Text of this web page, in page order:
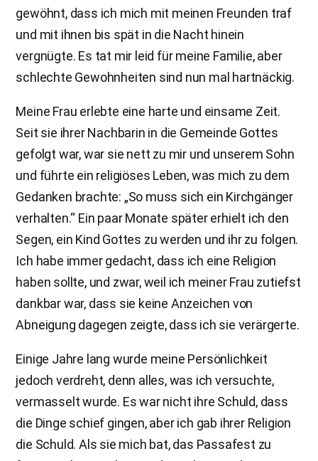
gewöhnt, dass ich mich mit meinen Freunden traf
und mit ihnen bis spät in die Nacht hinein
vergnügte. Es tat mir leid für meine Familie, aber
schlechte Gewohnheiten sind nun mal hartnäckig.
Meine Frau erlebte eine harte und einsame Zeit.
Seit sie ihrer Nachbarin in die Gemeinde Gottes
gefolgt war, war sie nett zu mir und unserem Sohn
und führte ein religiöses Leben, was mich zu dem
Gedanken brachte: „So muss sich ein Kirchgänger
verhalten.“ Ein paar Monate später erhielt ich den
Segen, ein Kind Gottes zu werden und ihr zu folgen.
Ich habe immer gedacht, dass ich eine Religion
haben sollte, und zwar, weil ich meiner Frau zutiefst
dankbar war, dass sie keine Anzeichen von
Abneigung dagegen zeigte, dass ich sie verärgerte.
Einige Jahre lang wurde meine Persönlichkeit
jedoch verdreht, denn alles, was ich versuchte,
vermasselt wurde. Es war nicht ihre Schuld, dass
die Dinge schief gingen, aber ich gab ihrer Religion
die Schuld. Als sie mich bat, das Passafest zu